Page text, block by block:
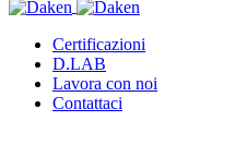
Certificazioni
D.LAB
Lavora con noi
Contattaci